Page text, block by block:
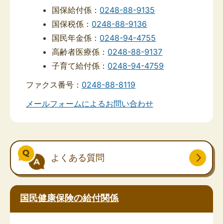
国保給付係： 0248-88-9135
国保税係： 0248-88-9136
国民年金係： 0248-94-4755
高齢者医療係： 0248-88-9137
子育て給付係： 0248-94-4759
ファクス番号： 0248-88-8119
メールフォームによるお問い合わせ
よくある質問
国民健康保険の給付関係